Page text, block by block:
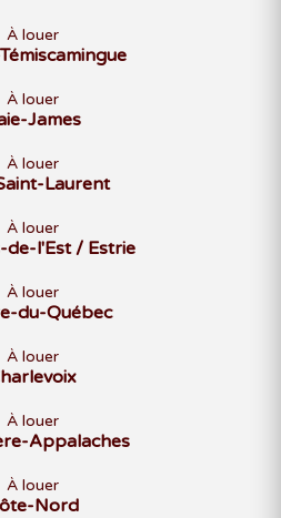
À louer
À louer
James
À louer
Laurent
À louer
de-l'Est / Estrie
À louer
du-Québec
À louer
À louer
Appalaches
À louer
Nord